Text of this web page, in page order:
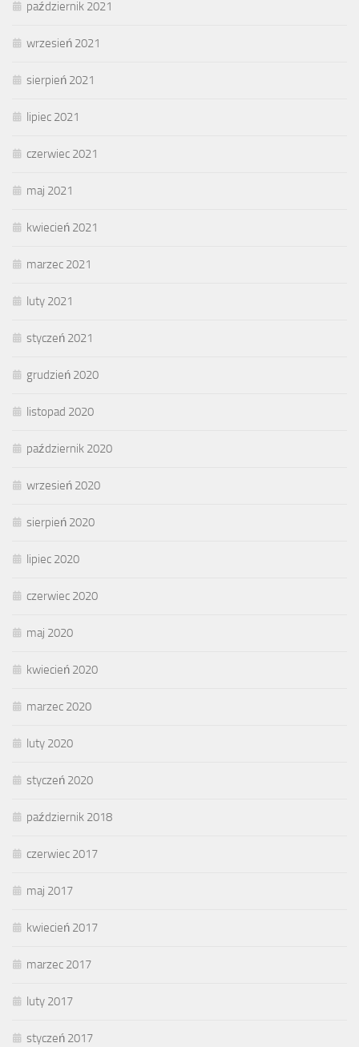
październik 2021
wrzesień 2021
sierpień 2021
lipiec 2021
czerwiec 2021
maj 2021
kwiecień 2021
marzec 2021
luty 2021
styczeń 2021
grudzień 2020
listopad 2020
październik 2020
wrzesień 2020
sierpień 2020
lipiec 2020
czerwiec 2020
maj 2020
kwiecień 2020
marzec 2020
luty 2020
styczeń 2020
październik 2018
czerwiec 2017
maj 2017
kwiecień 2017
marzec 2017
luty 2017
styczeń 2017